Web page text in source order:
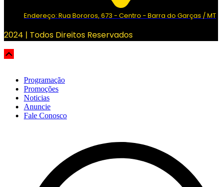
Endereço: Rua Bororos, 673 - Centro - Barra do Garças / MT
2024 | Todos Direitos Reservados
Programação
Promoções
Noticias
Anuncie
Fale Conosco